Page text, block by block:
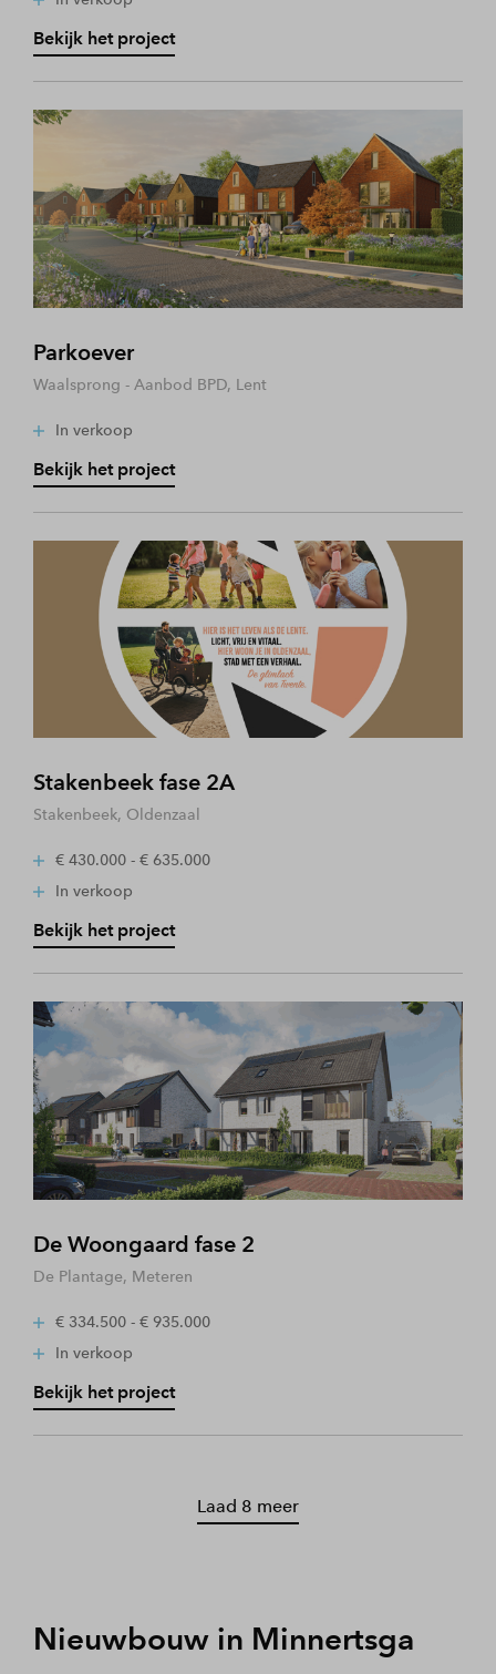
Bekijk het project
Parkoever
Waalsprong - Aanbod BPD, Lent
In verkoop
Bekijk het project
Stakenbeek fase 2A
Stakenbeek, Oldenzaal
€ 430.000 - € 635.000
In verkoop
Bekijk het project
De Woongaard fase 2
De Plantage, Meteren
€ 334.500 - € 935.000
In verkoop
Bekijk het project
Laad 8 meer
Nieuwbouw in Minnertsga